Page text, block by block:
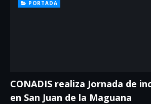
PORTADA
CONADIS realiza Jornada de
en San Juan de la Maguana